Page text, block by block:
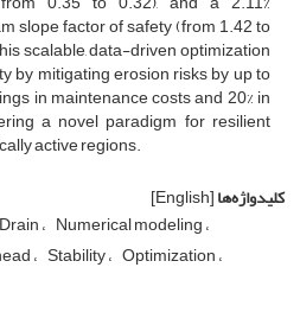
slope factor of safety (from 1.42 to
scalable, data-driven optimization
by mitigating erosion risks by up to
in maintenance costs and 20% in
a novel paradigm for resilient
active regions.
کلیدواژه‌ها[English]
Drain Numerical modeling
Stability Optimization